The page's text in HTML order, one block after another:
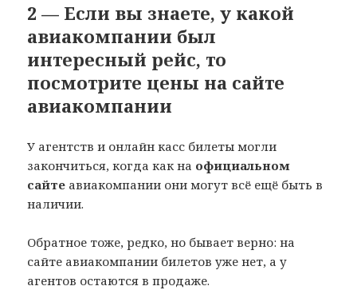
2 — Если вы знаете, у какой
авиакомпании был
интересный рейс, то
посмотрите цены на сайте
авиакомпании
У агентств и онлайн касс билеты могли
закончиться, когда как на официальном
сайте авиакомпании они могут всё ещё быть в
наличии.
Обратное тоже, редко, но бывает верно: на
сайте авиакомпании билетов уже нет, а у
агентов остаются в продаже.